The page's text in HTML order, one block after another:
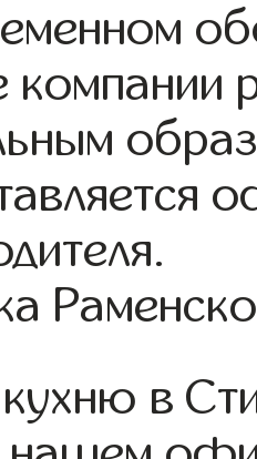
компании
в